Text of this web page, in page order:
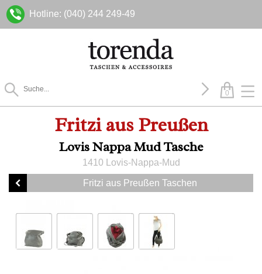
Hotline: (040) 244 249-49
0
Fritzi aus Preußen
Lovis Nappa Mud Tasche
1410 Lovis-Nappa-Mud
Fritzi aus Preußen Taschen